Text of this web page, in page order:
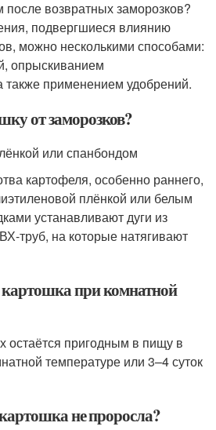
после возвратных заморозков?
подвергшиеся влиянию
можно несколькими способами:
опрыскиванием
также применением удобрений.
от заморозков?
или спанбондом
картофеля, особенно раннего,
плёнкой или белым
устанавливают дуги из
труб, на которые натягивают
при комнатной
остаётся пригодным в пищу в
температуре или 3–4 суток
не проросла?